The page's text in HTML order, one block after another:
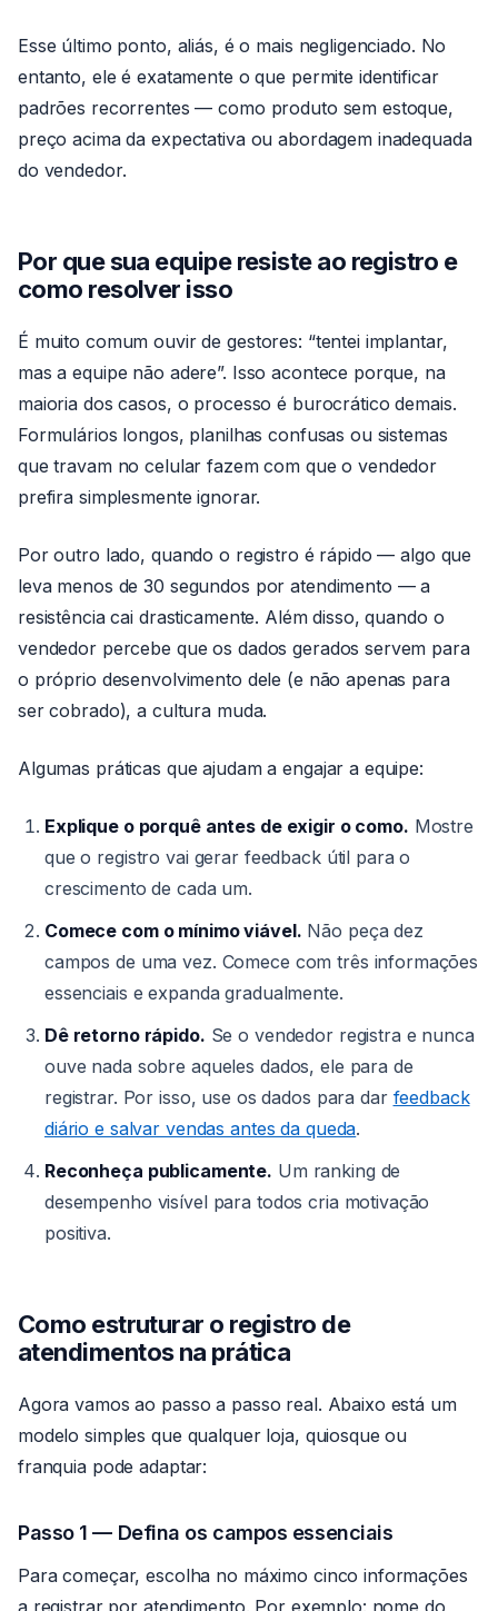
Esse último ponto, aliás, é o mais negligenciado. No
entanto, ele é exatamente o que permite identificar
padrões recorrentes — como produto sem estoque,
preço acima da expectativa ou abordagem inadequada
do vendedor.
Por que sua equipe resiste ao registro e
como resolver isso
É muito comum ouvir de gestores: “tentei implantar,
mas a equipe não adere”. Isso acontece porque, na
maioria dos casos, o processo é burocrático demais.
Formulários longos, planilhas confusas ou sistemas
que travam no celular fazem com que o vendedor
prefira simplesmente ignorar.
Por outro lado, quando o registro é rápido — algo que
leva menos de 30 segundos por atendimento — a
resistência cai drasticamente. Além disso, quando o
vendedor percebe que os dados gerados servem para
o próprio desenvolvimento dele (e não apenas para
ser cobrado), a cultura muda.
Algumas práticas que ajudam a engajar a equipe:
Explique o porquê antes de exigir o como. Mostre
que o registro vai gerar feedback útil para o
crescimento de cada um.
Comece com o mínimo viável. Não peça dez
campos de uma vez. Comece com três informações
essenciais e expanda gradualmente.
Dê retorno rápido. Se o vendedor registra e nunca
ouve nada sobre aqueles dados, ele para de
registrar. Por isso, use os dados para dar feedback
diário e salvar vendas antes da queda.
Reconheça publicamente. Um ranking de
desempenho visível para todos cria motivação
positiva.
Como estruturar o registro de
atendimentos na prática
Agora vamos ao passo a passo real. Abaixo está um
modelo simples que qualquer loja, quiosque ou
franquia pode adaptar:
Passo 1 — Defina os campos essenciais
Para começar, escolha no máximo cinco informações
a registrar por atendimento. Por exemplo: nome do